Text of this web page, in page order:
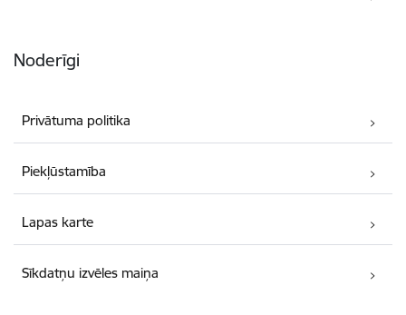
Noderīgi
Privātuma politika
Piekļūstamība
Lapas karte
Sīkdatņu izvēles maiņa